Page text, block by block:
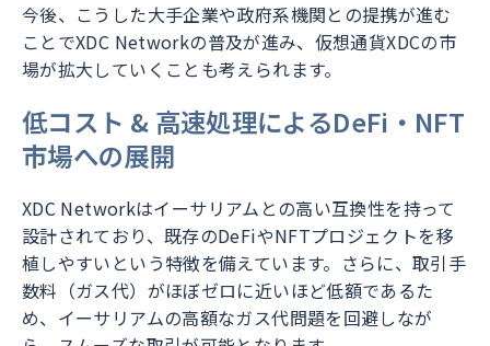
今後、こうした大手企業や政府系機関との提携が進む
ことでXDC Networkの普及が進み、仮想通貨XDCの市
場が拡大していくことも考えられます。
低コスト & 高速処理によるDeFi・NFT
市場への展開
XDC Networkはイーサリアムとの高い互換性を持って
設計されており、既存のDeFiやNFTプロジェクトを移
植しやすいという特徴を備えています。さらに、取引手
数料（ガス代）がほぼゼロに近いほど低額であるた
め、イーサリアムの高額なガス代問題を回避しなが